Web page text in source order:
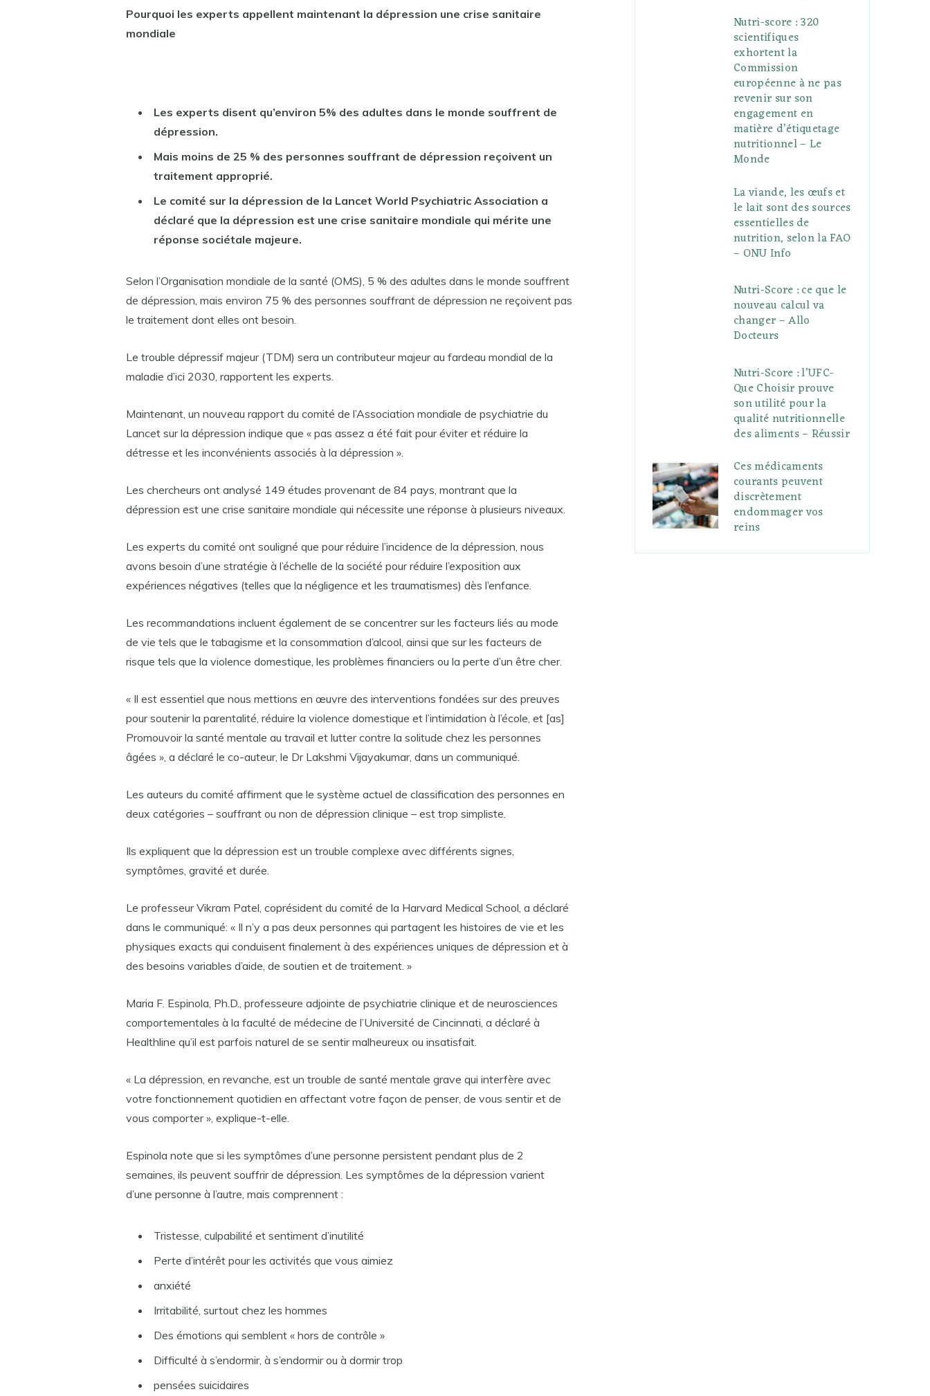
Pourquoi les experts appellent maintenant la dépression une crise sanitaire
mondiale
Les experts disent qu’environ 5% des adultes dans le monde souffrent de
dépression.
Mais moins de 25 % des personnes souffrant de dépression reçoivent un
traitement approprié.
Le comité sur la dépression de la Lancet World Psychiatric Association a
déclaré que la dépression est une crise sanitaire mondiale qui mérite une
réponse sociétale majeure.
Selon l’Organisation mondiale de la santé (OMS), 5 % des adultes dans le monde souffrent
de dépression, mais environ 75 % des personnes souffrant de dépression ne reçoivent pas
le traitement dont elles ont besoin.
Le trouble dépressif majeur (TDM) sera un contributeur majeur au fardeau mondial de la
maladie d’ici 2030, rapportent les experts.
Maintenant, un nouveau rapport du comité de l’Association mondiale de psychiatrie du
Lancet sur la dépression indique que « pas assez a été fait pour éviter et réduire la
détresse et les inconvénients associés à la dépression ».
Les chercheurs ont analysé 149 études provenant de 84 pays, montrant que la
dépression est une crise sanitaire mondiale qui nécessite une réponse à plusieurs niveaux.
Les experts du comité ont souligné que pour réduire l’incidence de la dépression, nous
avons besoin d’une stratégie à l’échelle de la société pour réduire l’exposition aux
expériences négatives (telles que la négligence et les traumatismes) dès l’enfance.
Les recommandations incluent également de se concentrer sur les facteurs liés au mode
de vie tels que le tabagisme et la consommation d’alcool, ainsi que sur les facteurs de
risque tels que la violence domestique, les problèmes financiers ou la perte d’un être cher.
« Il est essentiel que nous mettions en œuvre des interventions fondées sur des preuves
pour soutenir la parentalité, réduire la violence domestique et l’intimidation à l’école, et [as]
Promouvoir la santé mentale au travail et lutter contre la solitude chez les personnes
âgées », a déclaré le co-auteur, le Dr Lakshmi Vijayakumar, dans un communiqué.
Les auteurs du comité affirment que le système actuel de classification des personnes en
deux catégories – souffrant ou non de dépression clinique – est trop simpliste.
Ils expliquent que la dépression est un trouble complexe avec différents signes,
symptômes, gravité et durée.
Le professeur Vikram Patel, coprésident du comité de la Harvard Medical School, a déclaré
dans le communiqué: « Il n’y a pas deux personnes qui partagent les histoires de vie et les
physiques exacts qui conduisent finalement à des expériences uniques de dépression et à
des besoins variables d’aide, de soutien et de traitement. »
Maria F. Espinola, Ph.D., professeure adjointe de psychiatrie clinique et de neurosciences
comportementales à la faculté de médecine de l’Université de Cincinnati, a déclaré à
Healthline qu’il est parfois naturel de se sentir malheureux ou insatisfait.
« La dépression, en revanche, est un trouble de santé mentale grave qui interfère avec
votre fonctionnement quotidien en affectant votre façon de penser, de vous sentir et de
vous comporter », explique-t-elle.
Espinola note que si les symptômes d’une personne persistent pendant plus de 2
semaines, ils peuvent souffrir de dépression. Les symptômes de la dépression varient
d’une personne à l’autre, mais comprennent :
Tristesse, culpabilité et sentiment d’inutilité
Perte d’intérêt pour les activités que vous aimiez
anxiété
Irritabilité, surtout chez les hommes
Des émotions qui semblent « hors de contrôle »
Difficulté à s’endormir, à s’endormir ou à dormir trop
pensées suicidaires
Nutri-score : 320
scientifiques
exhortent la
Commission
européenne à ne pas
revenir sur son
engagement en
matière d’étiquetage
nutritionnel – Le
Monde
La viande, les œufs et
le lait sont des sources
essentielles de
nutrition, selon la FAO
– ONU Info
Nutri-Score : ce que le
nouveau calcul va
changer – Allo
Docteurs
Nutri-Score : l’UFC-
Que Choisir prouve
son utilité pour la
qualité nutritionnelle
des aliments – Réussir
Ces médicaments
courants peuvent
discrètement
endommager vos
reins